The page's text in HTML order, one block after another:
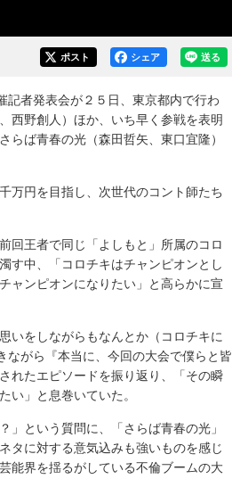
送る
シェア
ポスト
記者発表会が２５日、東京都内で行わ
西野創人）ほか、いち早く参戦を表明
らば青春の光（森田哲矢、東口宜隆）
万円を目指し、次世代のコント師たち
回王者で同じ「よしもと」所属のコロ
す中、「コロチキはチャンピオンとし
ャンピオンになりたい」と高らかに宣
いをしながらもなんとか（コロチキに
ながら『本当に、今回の大会で僕らと皆
れたエピソードを振り返り、「その瞬
い」と息巻いていた。
という質問に、「さらば青春の光」
タに対する意気込みも強いものを感じ
能界を揺るがしている不倫ブームの大